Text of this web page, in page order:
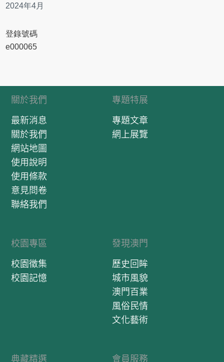
2024年4月
登錄號碼
e000065
關於我們
最新消息
關於我們
網站地圖
使用說明
使用條款
意見問卷
聯絡我們
專題特展
專題文章
網上展覽
校園專區
校園徵集
校園記憶
發現澳門
歷史回眸
城市風貌
澳門百業
風俗民情
文化藝術
典藏精選 會員服務